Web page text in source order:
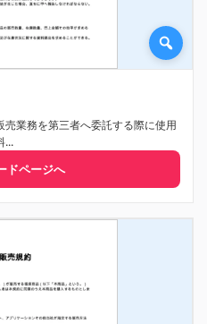
業務を第三者へ委託する際に使用
...
ドページへ